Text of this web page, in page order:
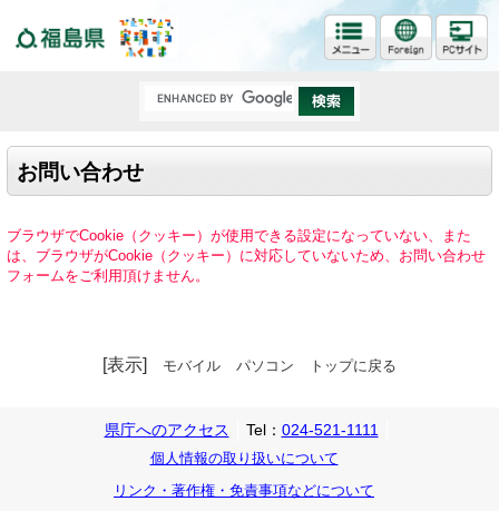
お問い合わせ
ブラウザでCookie（クッキー）が使用できる設定になっていない、また
は、ブラウザがCookie（クッキー）に対応していないため、お問い合わせ
フォームをご利用頂けません。
[表示] モバイル パソコン トップに戻る
県庁へのアクセス Tel： 024-521-1111
個人情報の取り扱いについて
リンク・著作権・免責事項などについて